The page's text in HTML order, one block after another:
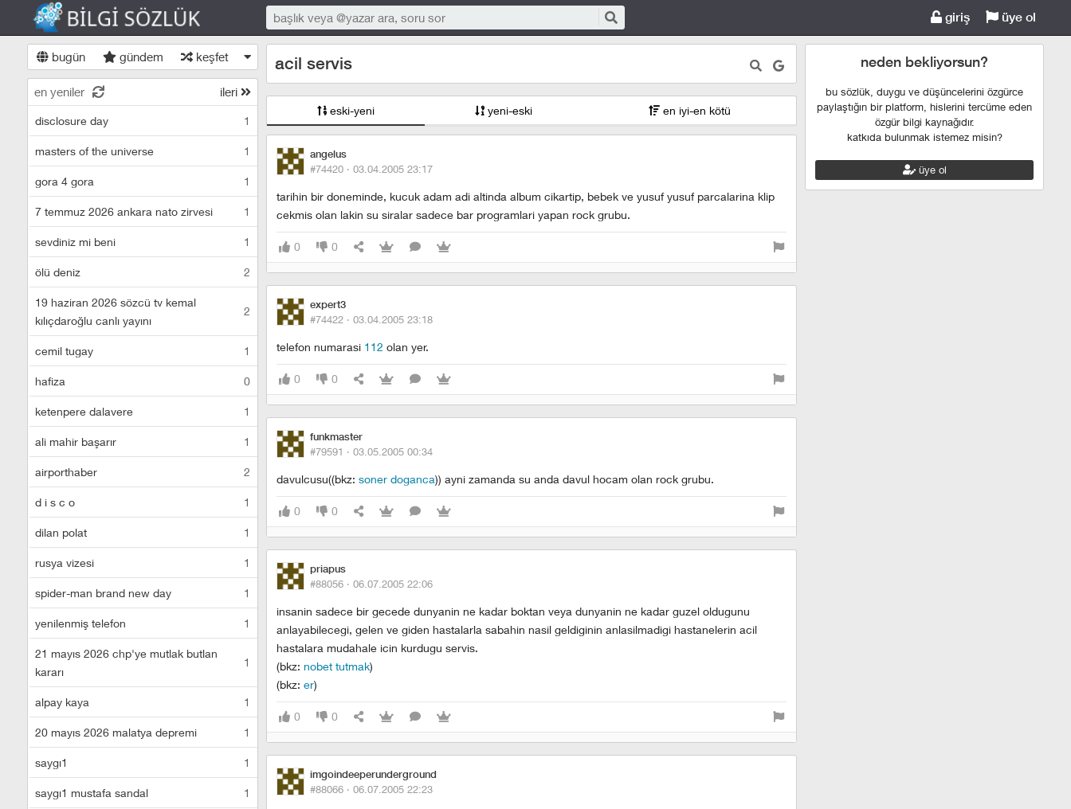
giriş üye ol
bugün gündem keşfet
en yeniler ileri
disclosure day 1
masters of the universe 1
gora 4 gora 1
7 temmuz 2026 ankara nato zirvesi 1
sevdiniz mi beni 1
ölü deniz 2
19 haziran 2026 sözcü tv kemal
kılıçdaroğlu canlı yayını
2
cemil tugay 1
hafiza 0
ketenpere dalavere 1
ali mahir başarır 1
airporthaber 2
d i s c o 1
dilan polat 1
rusya vizesi 1
spider-man brand new day 1
yenilenmiş telefon 1
21 mayıs 2026 chp'ye mutlak butlan
kararı
1
alpay kaya 1
20 mayıs 2026 malatya depremi 1
saygı1 1
saygı1 mustafa sandal 1
acil servis
eski-yeni yeni-eski en iyi-en kötü
angelus
#74420 · 03.04.2005 23:17
tarihin bir doneminde, kucuk adam adi altinda album cikartip, bebek ve yusuf yusuf parcalarina klip
cekmis olan lakin su siralar sadece bar programlari yapan rock grubu.
0 0
expert3
#74422 · 03.04.2005 23:18
telefon numarasi 112 olan yer.
0 0
funkmaster
#79591 · 03.05.2005 00:34
davulcusu((bkz: soner doganca)) ayni zamanda su anda davul hocam olan rock grubu.
0 0
priapus
#88056 · 06.07.2005 22:06
insanin sadece bir gecede dunyanin ne kadar boktan veya dunyanin ne kadar guzel oldugunu
anlayabilecegi, gelen ve giden hastalarla sabahin nasil geldiginin anlasilmadigi hastanelerin acil
hastalara mudahale icin kurdugu servis.
(bkz: nobet tutmak)
(bkz: er)
0 0
imgoindeeperunderground
#88066 · 06.07.2005 22:23
neden bekliyorsun?
bu sözlük, duygu ve düşüncelerini özgürce
paylaştığın bir platform, hislerini tercüme eden
özgür bilgi kaynağıdır.
katkıda bulunmak istemez misin?
üye ol